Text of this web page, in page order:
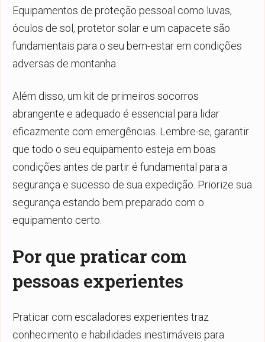
Equipamentos de proteção pessoal como luvas,
óculos de sol, protetor solar e um capacete são
fundamentais para o seu bem-estar em condições
adversas de montanha.
Além disso, um kit de primeiros socorros
abrangente e adequado é essencial para lidar
eficazmente com emergências. Lembre-se, garantir
que todo o seu equipamento esteja em boas
condições antes de partir é fundamental para a
segurança e sucesso de sua expedição. Priorize sua
segurança estando bem preparado com o
equipamento certo.
Por que praticar com
pessoas experientes
Praticar com escaladores experientes traz
conhecimento e habilidades inestimáveis para